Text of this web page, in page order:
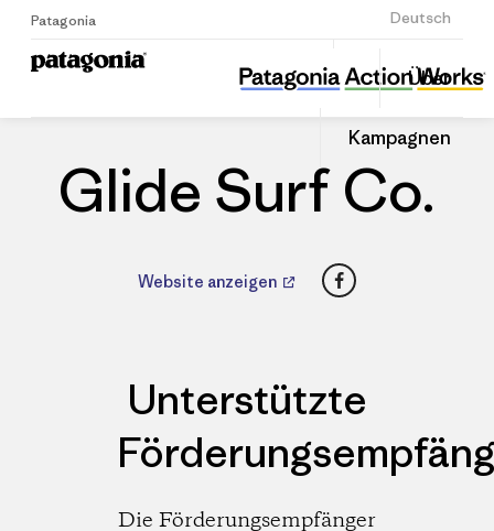
Patagonia Deutsch
Anmelden
Über
Kampagnen
Glide Surf Co.
Diesen
Beitrag
Auf
teilen
Glide Surf Co.
Website anzeigen Facebook
Unterstützte
Die Förderungsempfänger